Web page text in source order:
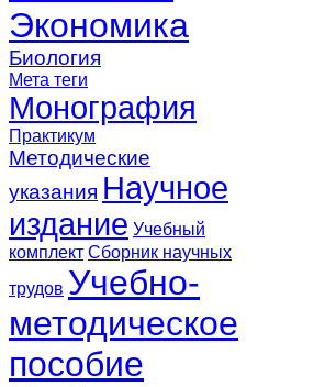
Экономика
Биология
Мета теги
Монография
Практикум
Методические
указания Научное
издание Учебный
комплект Сборник научных
трудов Учебно-
методическое
пособие